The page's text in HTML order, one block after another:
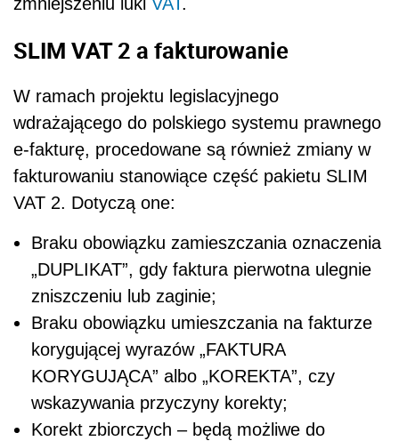
SLIM VAT 2 a fakturowanie
W ramach projektu legislacyjnego
wdrażającego do polskiego systemu prawnego
e-fakturę, procedowane są również zmiany w
fakturowaniu stanowiące część pakietu SLIM
VAT 2. Dotyczą one:
Braku obowiązku zamieszczania oznaczenia
„DUPLIKAT”, gdy faktura pierwotna ulegnie
zniszczeniu lub zaginie;
Braku obowiązku umieszczania na fakturze
korygującej wyrazów „FAKTURA
KORYGUJĄCA” albo „KOREKTA”, czy
wskazywania przyczyny korekty;
Korekt zbiorczych – będą możliwe do